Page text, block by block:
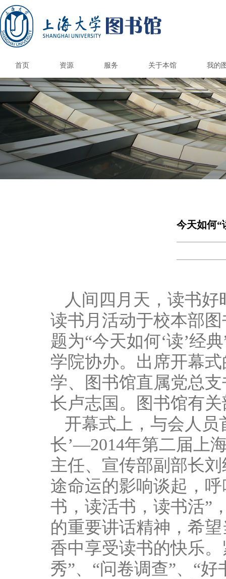
首页 资源
电子资源 数据库导航
CARSI访问数据库
电子期刊导航
上大学术资源地图
电子图书
多媒体资源
校外访问
版权公告
纸本资源 书刊捐赠
新书通告
馆藏报刊目录
国内外图书馆 985高校馆
211高校馆
港澳台高校馆
国外高校馆
国内外公共馆
服务
总台服务 学位论文提交系统
借阅服务 读者指南
开通与使用
借还书
续借
图书预约/委托取书
遗失损坏与赔偿
读者服务总览
阅览室规则
馆际互借/文献传递 馆际互借和文献传
版权声明
补贴政策&收费
联系方式
情报服务 科技查新
查收查引
定题服务
情报分析
核心期刊
读者培训 新生入馆教育
讲座培训
文献检索课程
参观接待
空间服务 自修/研究空间预约
钱伟长馆空间预约
文荟馆空间预约
自助服务 自助借还书
借阅电子书刊
自助选座
书刊荐购
电子资源荐购
关于本馆
本馆概况 校本部
钱伟长
文荟图
联合图
开放时间 校本部
钱伟长
文荟图
联合图
机构组织 图书馆
部门
规章制度 读者
借阅
图书馆
研究与交流 图书馆
图书馆
图书馆
图书馆研究生 研究生
研究
研究
品牌服务 新生
读书
毕业
优质服
馆员天地 图书馆
学术
核心
馆内信
联系我们 联系图
联系专
我的
今天如何
人间四月天，读书好
读书月活动于校本部
题为“今天如何‘读’经
学院协办。出席开幕
学、图书馆直属党总
长卢志国。图书馆有
开幕式上，与会人员
长’—2014年第二届上
主任、宣传部副部长
途命运的影响谈起，
书，读活书，读书活”
的重要讲话精神，希
香中享受读书的快乐
秀”、“问卷调查”、“